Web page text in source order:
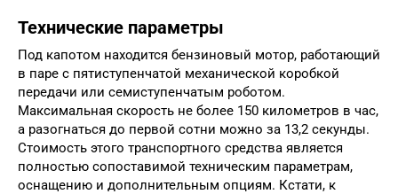
Технические параметры
Под капотом находится бензиновый мотор, работающий
в паре с пятиступенчатой механической коробкой
передачи или семиступенчатым роботом.
Максимальная скорость не более 150 километров в час,
а разогнаться до первой сотни можно за 13,2 секунды.
Стоимость этого транспортного средства является
полностью сопоставимой техническим параметрам,
оснащению и дополнительным опциям. Кстати, к